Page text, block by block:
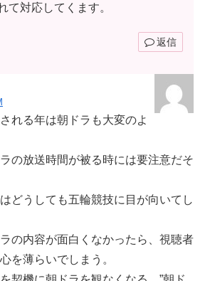
て対応してくます。
返信
れる年は朝ドラも大変のよ
の放送時間が被る時には要注意だそ
どうしても五輪競技に目が向いてし
の内容が面白くなかったら、視聴者
を薄らいでしまう。